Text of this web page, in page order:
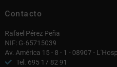
Contacto
Rafael Pérez Peña
NIF: G-65715039
Av. América 15 - 8 - 1 - 08907 -
Tel. 695 17 82 91